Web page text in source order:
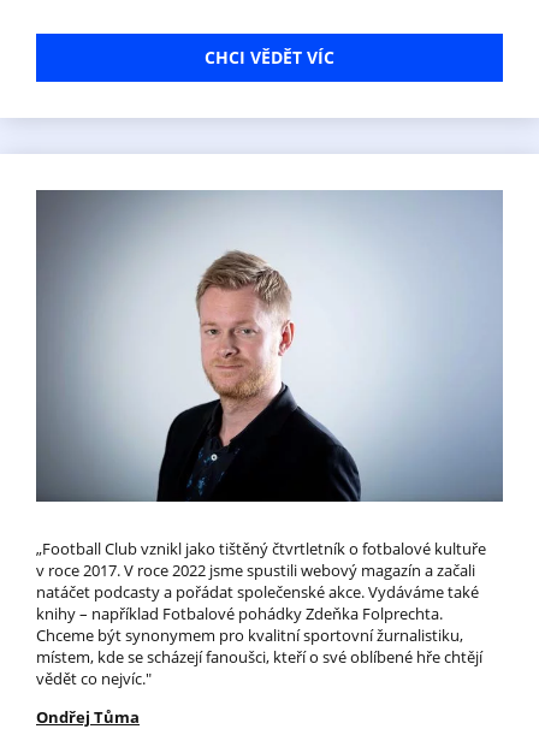
CHCI VĚDĚT VÍC
„Football Club vznikl jako tištěný čtvrtletník o fotbalové kultuře
v roce 2017. V roce 2022 jsme spustili webový magazín a začali
natáčet podcasty a pořádat společenské akce. Vydáváme také
knihy – například Fotbalové pohádky Zdeňka Folprechta.
Chceme být synonymem pro kvalitní sportovní žurnalistiku,
místem, kde se scházejí fanoušci, kteří o své oblíbené hře chtějí
vědět co nejvíc."
Ondřej Tůma